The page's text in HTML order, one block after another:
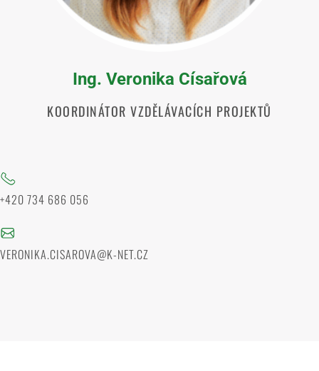
Ing. Veronika Císařová
KOORDINÁTOR VZDĚLÁVACÍCH PROJEKTŮ
+420 734 686 056
VERONIKA.CISAROVA@K-NET.CZ